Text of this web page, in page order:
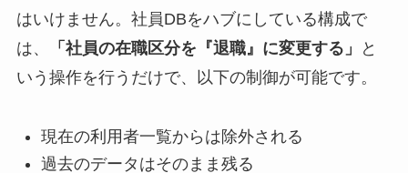
はいけません。社員DBをハブにしている構成で
は、
「社員の在職区分を『退職』に変更する」
と
いう操作を行うだけで、以下の制御が可能です。
現在の利用者一覧からは除外される
過去のデータはそのまま残る